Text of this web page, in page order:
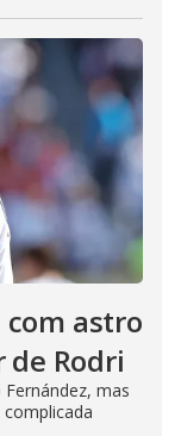
astro
de Rodri
mas